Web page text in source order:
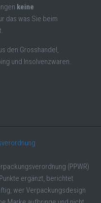
keine
das was Sie beim
den Grosshandel,
und Insolvenzwaren.
(PPWR)
ergänzt, berichtet
wer Verpackungsdesign